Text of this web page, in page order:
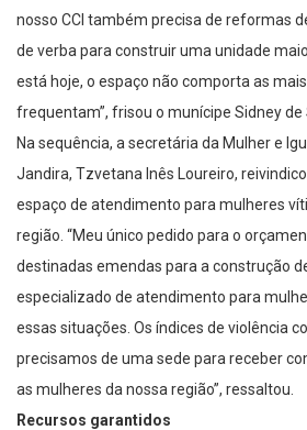
nosso CCI também precisa de reformas
de verba para construir uma unidade
está hoje, o espaço não comporta as
frequentam”, frisou o munícipe Sidney de
Na sequência, a secretária da Mulher e
Jandira, Tzvetana Inês Loureiro,
espaço de atendimento para mulheres
região. “Meu único pedido para o
destinadas emendas para a construção
especializado de atendimento para
essas situações. Os índices de violência
precisamos de uma sede para receber
as mulheres da nossa região”, ressaltou.
Recursos garantidos